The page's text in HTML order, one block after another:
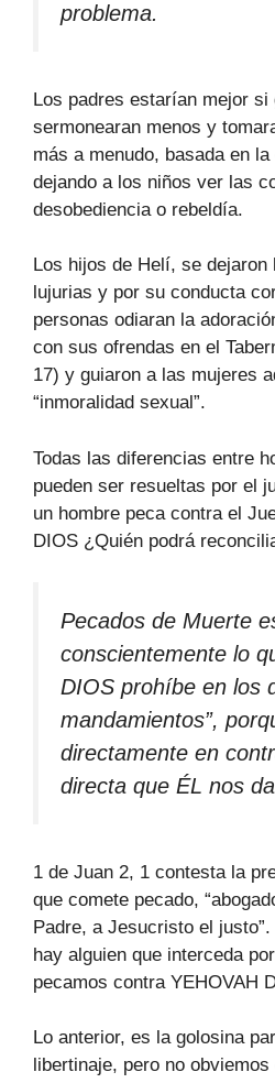
problema.
Los padres estarían mejor si
sermonearan menos y
más a menudo, basada en
dejando a los niños ver las
desobediencia o rebeldía.
Los hijos de Helí, se
lujurias y por su conducta
personas odiaran la
con sus ofrendas en el
17) y guiaron a las mujeres
“inmoralidad sexual”.
Todas las diferencias entre
pueden ser resueltas por el
un hombre peca contra el
DIOS ¿Quién podrá
Pecados de Muerte
conscientemente lo
DIOS prohíbe en los
mandamientos”,
directamente en
directa que ÉL nos
1 de Juan 2, 1 contesta la
que comete pecado,
Padre, a Jesucristo el
hay alguien que interceda
pecamos contra YEHOVAH
Lo anterior, es la golosina
libertinaje, pero no